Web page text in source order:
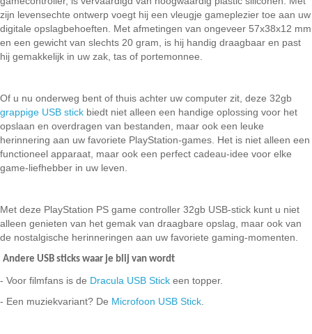
zijn levensechte ontwerp voegt hij een vleugje gameplezier toe aan uw
digitale opslagbehoeften. Met afmetingen van ongeveer 57x38x12 mm
en een gewicht van slechts 20 gram, is hij handig draagbaar en past
hij gemakkelijk in uw zak, tas of portemonnee.
Of u nu onderweg bent of thuis achter uw computer zit, deze 32gb
grappige USB stick biedt niet alleen een handige oplossing voor het
opslaan en overdragen van bestanden, maar ook een leuke
herinnering aan uw favoriete PlayStation-games. Het is niet alleen een
functioneel apparaat, maar ook een perfect cadeau-idee voor elke
game-liefhebber in uw leven.
Met deze PlayStation PS game controller 32gb USB-stick kunt u niet
alleen genieten van het gemak van draagbare opslag, maar ook van
de nostalgische herinneringen aan uw favoriete gaming-momenten.
Andere USB sticks waar je blij van wordt
- Voor filmfans is de Dracula USB Stick een topper.
- Een muziekvariant? De Microfoon USB Stick